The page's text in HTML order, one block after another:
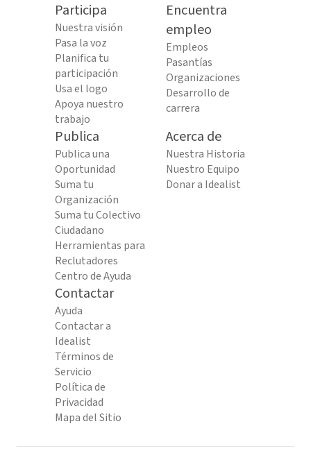
Participa
Nuestra visión
Pasa la voz
Planifica tu
participación
Usa el logo
Apoya nuestro
trabajo
Encuentra
empleo
Empleos
Pasantías
Organizaciones
Desarrollo de
carrera
Publica
Publica una
Oportunidad
Suma tu
Organización
Suma tu Colectivo
Ciudadano
Herramientas para
Reclutadores
Centro de Ayuda
Acerca de
Nuestra Historia
Nuestro Equipo
Donar a Idealist
Contactar
Ayuda
Contactar a
Idealist
Términos de
Servicio
Política de
Privacidad
Mapa del Sitio